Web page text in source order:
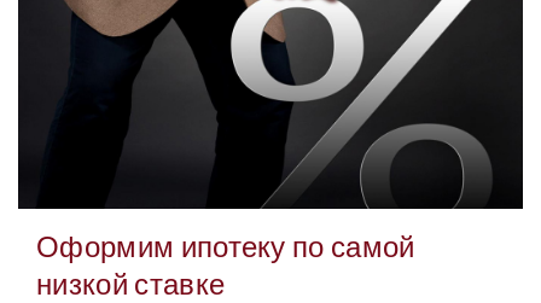
Оформим ипотеку по самой
низкой ставке